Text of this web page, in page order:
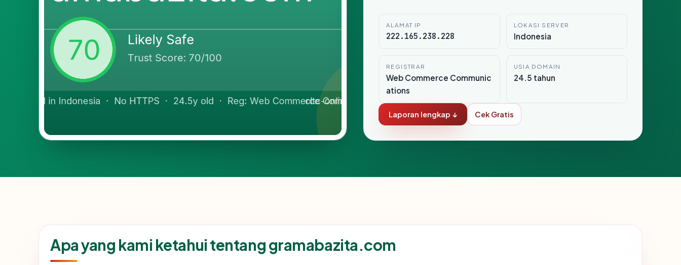
ALAMAT IP
222.165.238.228
LOKASI SERVER
Indonesia
REGISTRAR
Web Commerce Communic
ations
USIA DOMAIN
24.5 tahun
Laporan lengkap ↓ Cek Gratis
Apa yang kami ketahui tentang gramabazita.com